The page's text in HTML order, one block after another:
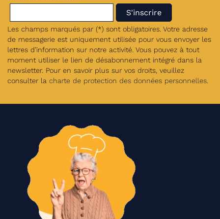
Les champs marqués par (*) sont obligatoires. Votre adresse
de messagerie est uniquement utilisée pour vous envoyer les
lettres d’information sur notre activité. Vous pouvez à tout
moment utiliser le lien de désabonnement intégré dans la
newsletter. Pour en savoir plus sur vos droits, veuillez
consulter la charte de protection des données personnelles